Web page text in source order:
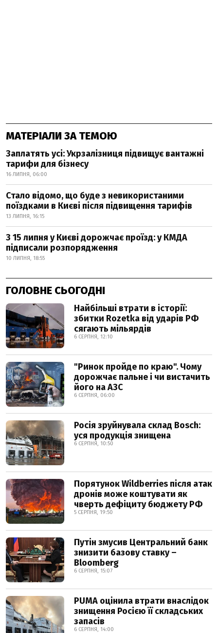
МАТЕРІАЛИ ЗА ТЕМОЮ
Заплатять усі: Укрзалізниця підвищує вантажні
тарифи для бізнесу
16 ЛИПНЯ, 06:00
Стало відомо, що буде з невикористаними
поїздками в Києві після підвищення тарифів
13 ЛИПНЯ, 16:15
З 15 липня у Києві дорожчає проїзд: у КМДА
підписали розпорядження
10 ЛИПНЯ, 18:55
ГОЛОВНЕ СЬОГОДНІ
Найбільші втрати в історії:
збитки Rozetka від ударів РФ
сягають мільярдів
6 СЕРПНЯ, 12:10
"Ринок пройде по краю". Чому
дорожчає пальне і чи вистачить
його на АЗС
6 СЕРПНЯ, 06:00
Росія зруйнувала склад Bosch:
уся продукція знищена
6 СЕРПНЯ, 10:50
Порятунок Wildberries після атак
дронів може коштувати як
чверть дефіциту бюджету РФ
5 СЕРПНЯ, 19:50
Путін змусив Центральний банк
знизити базову ставку –
Bloomberg
6 СЕРПНЯ, 15:07
PUMA оцінила втрати внаслідок
знищення Росією її складських
запасів
6 СЕРПНЯ, 14:00